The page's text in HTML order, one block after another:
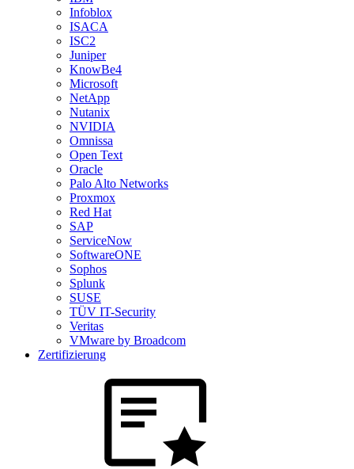
Infoblox
ISACA
ISC2
Juniper
KnowBe4
Microsoft
NetApp
Nutanix
NVIDIA
Omnissa
Open Text
Oracle
Palo Alto Networks
Proxmox
Red Hat
SAP
ServiceNow
SoftwareONE
Sophos
Splunk
SUSE
TÜV IT-Security
Veritas
VMware by Broadcom
Zertifizierung